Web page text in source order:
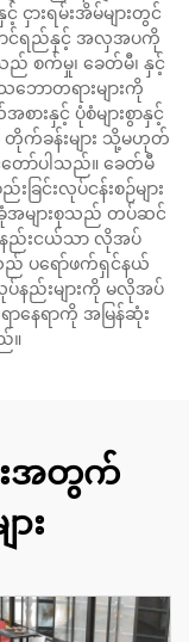
င့် ငှားရမ်းအိမ်များတွင်
င်ရည်နှင့် အလှအပကို
ည် စက်မှု၊ ခေတ်မီ၊ နှင့်
ဘောတရားများကို
းနှင့် ပုံစံများစွာနှင့်
က်ခန်းများ သို့မဟုတ်
တော်ပါသည်။ ခေတ်မီ
ခြင်းလုပ်ငန်းစဉ်များ
အများစုသည် တပ်ဆင်
နည်းငယ်သာ လိုအပ်
ပရော်ဖက်ရှင်နယ်
ည်းများကို မလိုအပ်
နေရာကို အမြန်ဆုံး
။
အတွက်
း